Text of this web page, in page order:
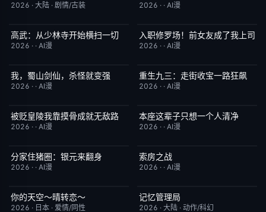
2026 · 大陆 · 剧情/古装 2026 · · AI漫
完结 2.0
高武：从少林寺开始横扫一切
2026 · · AI漫
完结 1.0
入职修罗场！前女友成了我上司
2026 · · AI漫
完结
我，蜀山剑仙，杀怪就变强
2026 · · AI漫
完结 10.0
重生九三：走街收宝一路狂飙
2026 · · AI漫
完结 1.0
被贬皇陵我靠摸骨成就无敌路
2026 · · AI漫
完结 7.0
本座这辈子只想一个人清净
2026 · · AI漫
完结
分家住猪圈：银元来翻身
2026 · · AI漫
完结
索房之战
2026 · · AI漫
更新至第02集
你的天空～晴转恋～
2026 · 日本 · 爱情/同性
更新至第4集
记忆管理局
2026 · 大陆 · 动作/科幻